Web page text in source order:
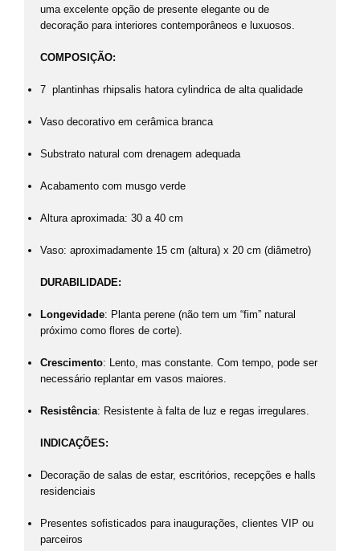
uma excelente opção de presente elegante ou de
decoração para interiores contemporâneos e luxuosos.
COMPOSIÇÃO:
7 plantinhas rhipsalis hatora cylindrica de alta qualidade
Vaso decorativo em cerâmica branca
Substrato natural com drenagem adequada
Acabamento com musgo verde
Altura aproximada: 30 a 40 cm
Vaso: aproximadamente 15 cm (altura) x 20 cm (diâmetro)
DURABILIDADE:
Longevidade: Planta perene (não tem um “fim” natural
próximo como flores de corte).
Crescimento: Lento, mas constante. Com tempo, pode ser
necessário replantar em vasos maiores.
Resistência: Resistente à falta de luz e regas irregulares.
INDICAÇÕES:
Decoração de salas de estar, escritórios, recepções e halls
residenciais
Presentes sofisticados para inaugurações, clientes VIP ou
parceiros